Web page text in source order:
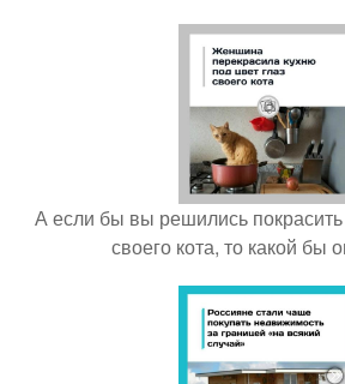
А если бы вы решились покрасить
своего кота, то какой бы